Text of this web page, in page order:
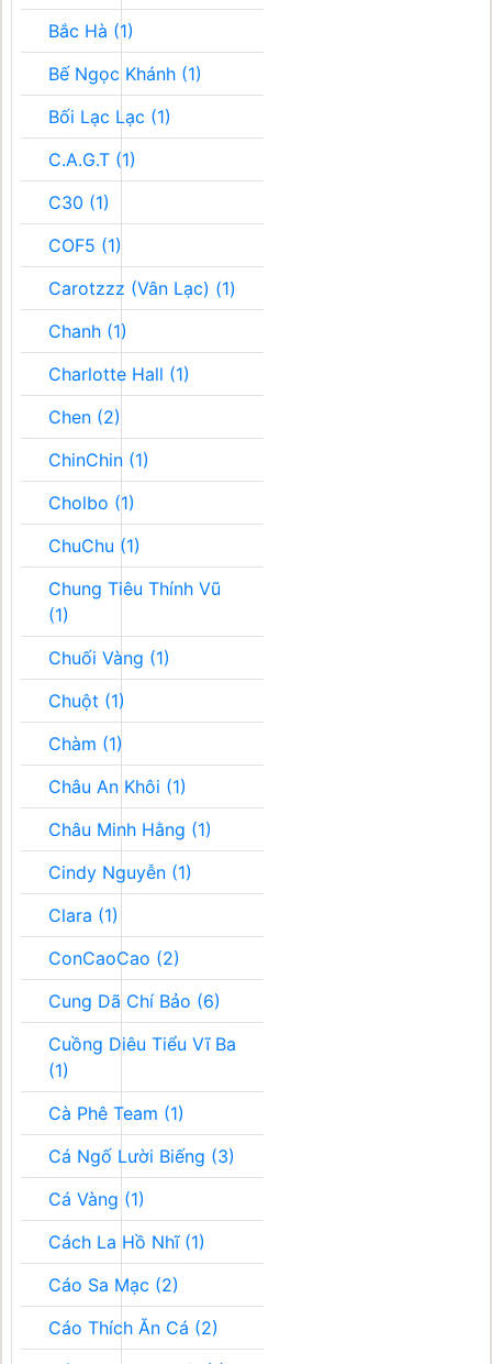
Bắc Hà (1)
Bế Ngọc Khánh (1)
Bối Lạc Lạc (1)
C.A.G.T (1)
C30 (1)
COF5 (1)
Carotzzz (Vân Lạc) (1)
Chanh (1)
Charlotte Hall (1)
Chen (2)
ChinChin (1)
Cholbo (1)
ChuChu (1)
Chung Tiêu Thính Vũ
(1)
Chuối Vàng (1)
Chuột (1)
Chàm (1)
Châu An Khôi (1)
Châu Minh Hằng (1)
Cindy Nguyễn (1)
Clara (1)
ConCaoCao (2)
Cung Dã Chí Bảo (6)
Cuồng Diêu Tiểu Vĩ Ba
(1)
Cà Phê Team (1)
Cá Ngố Lười Biếng (3)
Cá Vàng (1)
Cách La Hồ Nhĩ (1)
Cáo Sa Mạc (2)
Cáo Thích Ăn Cá (2)